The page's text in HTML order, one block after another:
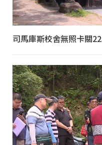
司馬庫斯校舍無照卡關